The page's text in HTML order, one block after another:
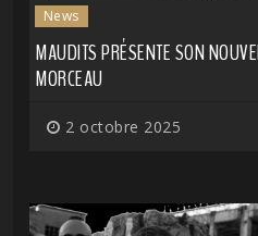
News
MAUDITS PRÉSENTE SON
MORCEAU
2 octobre 2025